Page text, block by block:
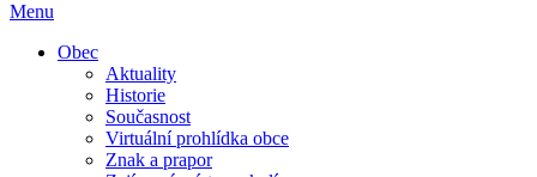
Menu
Obec
Aktuality
Historie
Současnost
Virtuální prohlídka obce
Znak a prapor